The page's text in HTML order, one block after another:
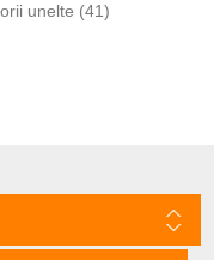
unelte (41)